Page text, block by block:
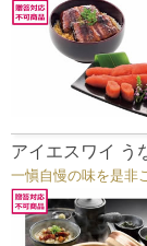
アイエスワイ う
一愼自慢の味を是非